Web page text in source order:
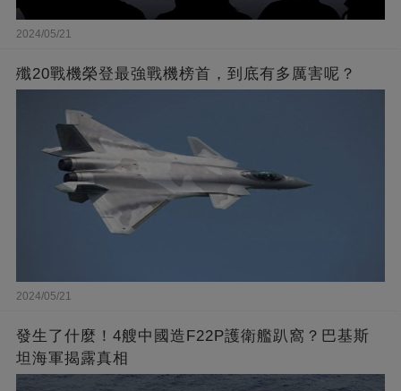
2024/05/21
殲20戰機榮登最強戰機榜首，到底有多厲害呢？
2024/05/21
發生了什麼！4艘中國造F22P護衛艦趴窩？巴基斯
坦海軍揭露真相